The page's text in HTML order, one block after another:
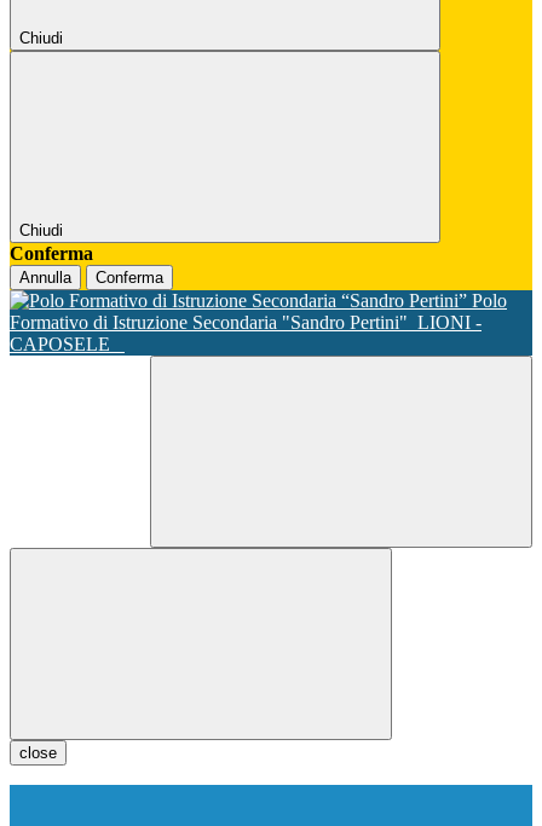
Chiudi
Chiudi
Conferma
Annulla Conferma
Polo
Formativo di Istruzione Secondaria "Sandro Pertini" LIONI -
CAPOSELE
close